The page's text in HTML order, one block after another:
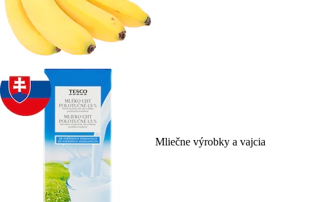
Mliečne výrobky a vajcia